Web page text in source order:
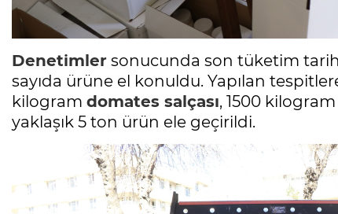
Denetimler sonucunda son tüketim
sayıda ürüne el konuldu. Yapılan
kilogram domates salçası, 1500
yaklaşık 5 ton ürün ele geçirildi.